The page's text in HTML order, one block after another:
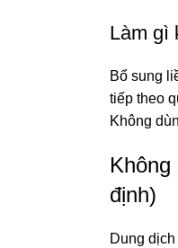
Làm gì
Bổ sung
tiếp theo
Không
định)
Dung